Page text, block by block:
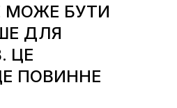
МОЖЕ БУТИ
ДЛЯ
ЦЕ
ПОВИННЕ